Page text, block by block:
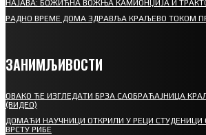
НАЈАВА: БОЖИЋНА ВОЖЊА КАМИОНЏИЈА И
РАДНО ВРЕМЕ ДОМА ЗДРАВЉА КРАЉЕВО ТОКОМ
ЗАНИМЉИВОСТИ
ОВАКО ЋЕ ИЗГЛЕДАТИ БРЗА САОБРАЋАЈНИЦА
(ВИДЕО)
ДОМАЋИ НАУЧНИЦИ ОТКРИЛИ У РЕЦИ СТУДЕНИЦИ
ВРСТУ РИБЕ